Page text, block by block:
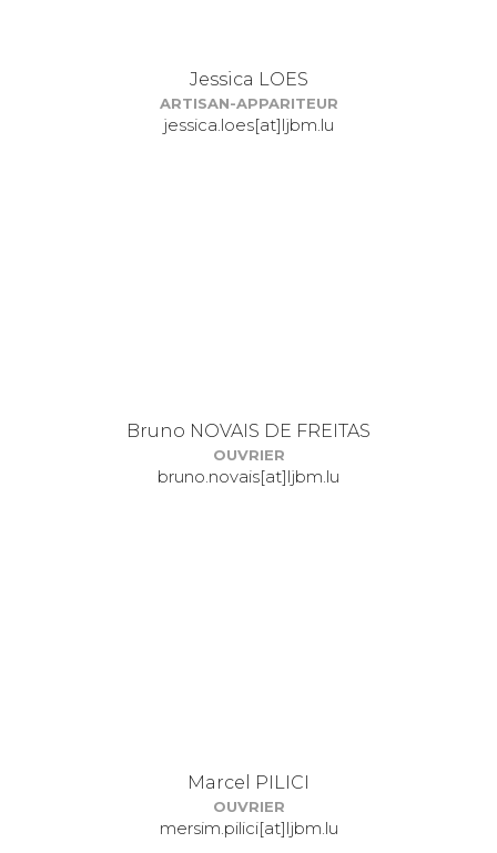
Jessica LOES
ARTISAN-APPARITEUR
jessica.loes[at]ljbm.lu
Bruno NOVAIS DE FREITAS
OUVRIER
bruno.novais[at]ljbm.lu
Marcel PILICI
OUVRIER
mersim.pilici[at]ljbm.lu